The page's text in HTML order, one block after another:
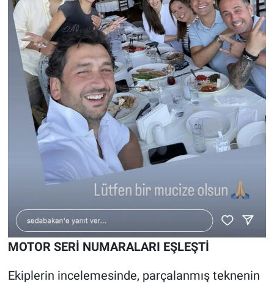
MOTOR SERİ NUMARALARI EŞLEŞTİ
Ekiplerin incelemesinde, parçalanmış teknenin
Canlı Yayın